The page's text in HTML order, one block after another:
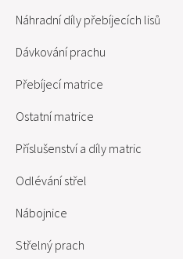
Náhradní díly přebíjecích lisů
Dávkování prachu
Přebíjecí matrice
Ostatní matrice
Příslušenství a díly matric
Odlévání střel
Nábojnice
Střelný prach